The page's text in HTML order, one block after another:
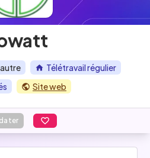
autre
Télétravail régulier
Site web